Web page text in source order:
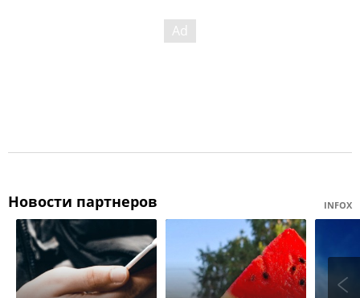
Новости партнеров INFOX